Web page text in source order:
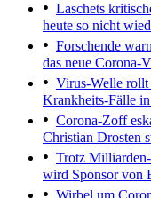
Laschets
heute so nicht
Forschende
das neue Corona-
Virus-Welle
Krankheits-Fälle
Corona-Zoff
Christian Drosten
Trotz
wird Sponsor von
Wirbel um